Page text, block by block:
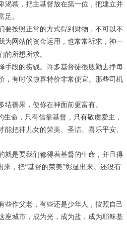
渴慕，把主基督放在第一位，把建立并
足。
要按照正常的方式得到财物，不可以不
为网站的资金运用，也常常祈求，神一
所想所求。
手段的捞钱。许多基督徒很殷勤去挣每
，有时候惊喜特价非常便宜。那些司机
善果，使你在神面前更富有。
命，只有信靠基督，只有敬虔爱主，
把神儿女的荣美、圣洁、喜乐平安、
就是要我们都得着基督的生命，并且得
来，把“基督的荣美”彰显出来。还没有
些作父老，有些还是少年人，按照自己
座城市，成为光，成为盐，成为耶稣基